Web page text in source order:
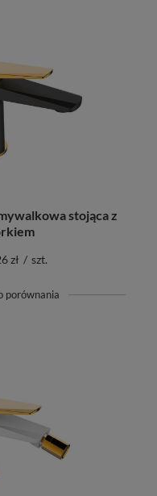
stojąca z
zł / szt.
porównania